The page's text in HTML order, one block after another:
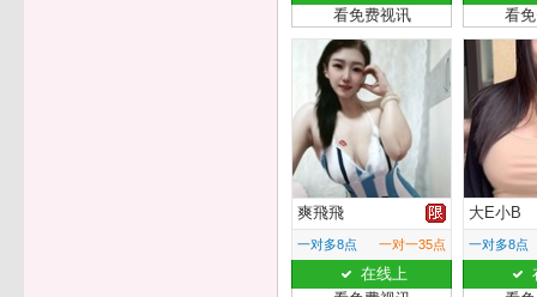
看免费视讯
看
爽飛飛
一对多8点 一对一35点
在线上
大E小B
一对多8点